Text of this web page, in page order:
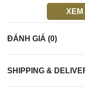
XEM
ĐÁNH GIÁ (0)
SHIPPING &